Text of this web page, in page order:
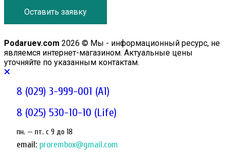
Оставить заявку
Podaruev.com 2026 © Мы - информационный ресурс, не
являемся интернет-магазином. Актуальные цены
уточняйте по указанным контактам.
8 (029) 3-999-001 (A1)
8 (025) 530-10-10 (Life)
пн. — пт. c 9 до 18
email: prorembox@gmail.com